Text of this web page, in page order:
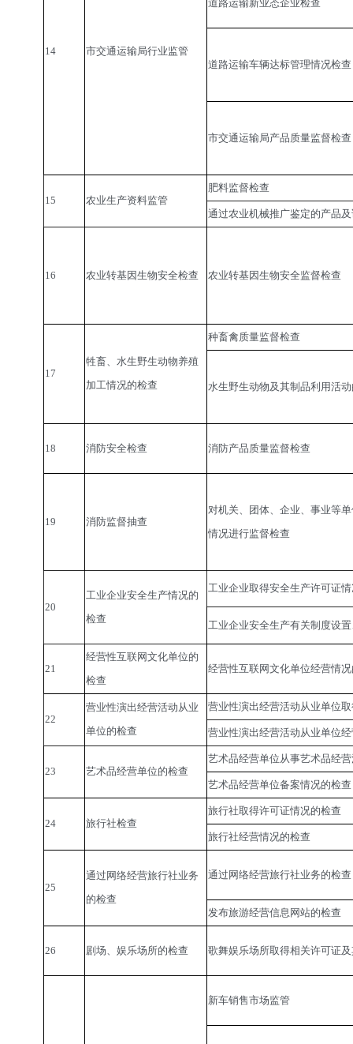
14 市交通运输局行业监管
道路运输新业态企业检查
道路运输车辆达标管理情况检查
市交通运输局产品质量监督检查
15 农业生产资料监管
肥料监督检查
通过农业机械推广鉴定的产品
16 农业转基因生物安全检查 农业转基因生物安全监督检查
17
牲畜、水生野生动物养殖
加工情况的检查
种畜禽质量监督检查
水生野生动物及其制品利用活
18 消防安全检查 消防产品质量监督检查
19 消防监督抽查
对机关、团体、企业、事业等
情况进行监督检查
20
工业企业安全生产情况的
检查
工业企业取得安全生产许可证
工业企业安全生产有关制度设
21
经营性互联网文化单位的
检查
经营性互联网文化单位经营情
22
营业性演出经营活动从业
单位的检查
营业性演出经营活动从业单位
营业性演出经营活动从业单位
23 艺术品经营单位的检查
艺术品经营单位从事艺术品经
艺术品经营单位备案情况的检查
24 旅行社检查
旅行社取得许可证情况的检查
旅行社经营情况的检查
25
通过网络经营旅行社业务
的检查
通过网络经营旅行社业务的检查
发布旅游经营信息网站的检查
26 剧场、娱乐场所的检查 歌舞娱乐场所取得相关许可证
新车销售市场监管